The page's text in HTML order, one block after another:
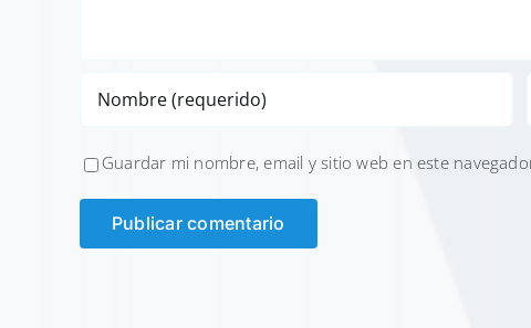
Guardar mi nombre, email y sitio web en este